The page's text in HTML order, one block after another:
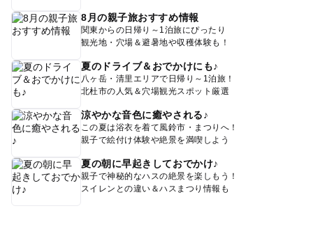
8月の親子旅おすすめ情報
関東からの日帰り～1泊旅にぴったり
観光地・穴場＆避暑地や収穫体験も！
夏のドライブ＆おでかけにも♪
八ヶ岳・清里エリアで日帰り～1泊旅！
北杜市の人気＆穴場観光スポット厳選
涼やかな音色に癒やされる♪
この夏は浴衣を着て風鈴市・まつりへ！
親子で絵付け体験や絶景を満喫しよう
夏の朝に早起きしておでかけ♪
親子で神秘的なハスの絶景を楽しもう！
スイレンとの違い＆ハスまつり情報も